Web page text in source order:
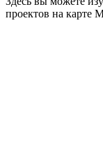
проектов на карте